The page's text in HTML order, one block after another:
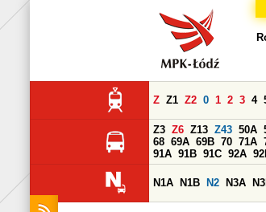
Z Z1 Z2 0 1 2 3 4
Z3 Z6 Z13 Z43 50A
68 69A 69B 70 71A
91A 91B 91C 92A
N1A N1B N2 N3A